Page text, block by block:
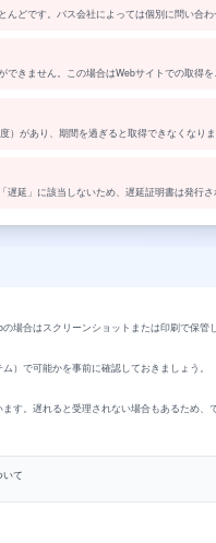
どです。バス会社によっては個別に問い合
きません。この場合はWebサイトでの取得を
があり、期間を過ぎると取得できなくなり
延」に該当しないため、遅延証明書は発行さ
場合はスクリーンショットまたは印刷で保管
）で可能かを事前に確認しておきましょう。
す。遅れると受理されない場合もあるため、
いて